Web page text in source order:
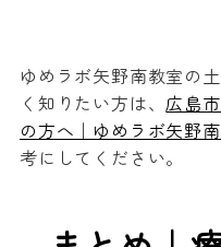
ゆめラボ矢野南教室の
く知りたい方は、広島
の方へ｜ゆめラボ矢野
考にしてください。